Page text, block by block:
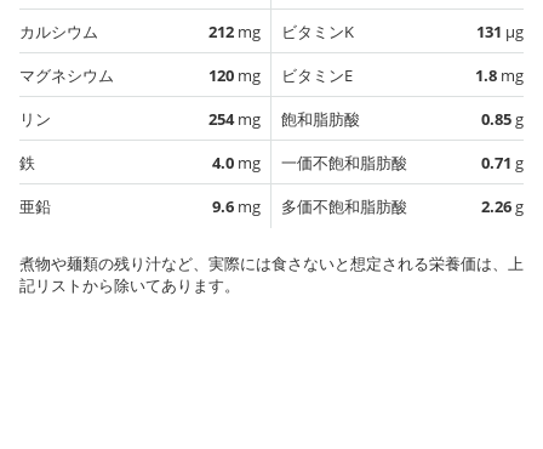
カルシウム
212 mg
マグネシウム
120 mg
リン
254mg
鉄
4.0 mg
亜鉛
9.6 mg
ビタミンK
131 µg
ビタミンE
1.8 mg
飽和脂肪酸
0.85g
一価不飽和脂肪酸
0.71 g
多価不飽和脂肪酸
2.26g
煮物や麺類の残り汁など、実際には食さないと想定される栄養価は、上
記リストから除いてあります。